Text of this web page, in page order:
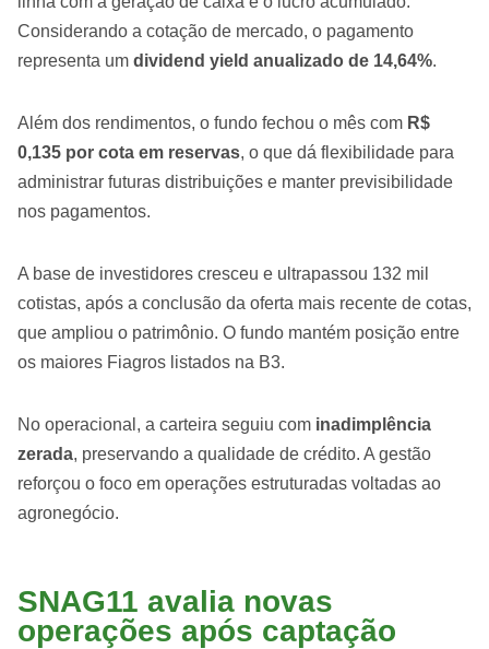
Considerando a cotação de mercado, o pagamento
representa um dividend yield anualizado de 14,64%.
Além dos rendimentos, o fundo fechou o mês com R$
0,135 por cota em reservas, o que dá flexibilidade para
administrar futuras distribuições e manter previsibilidade
nos pagamentos.
A base de investidores cresceu e ultrapassou 132 mil
cotistas, após a conclusão da oferta mais recente de cotas,
que ampliou o patrimônio. O fundo mantém posição entre
os maiores Fiagros listados na B3.
No operacional, a carteira seguiu com inadimplência
zerada, preservando a qualidade de crédito. A gestão
reforçou o foco em operações estruturadas voltadas ao
agronegócio.
SNAG11 avalia novas
operações após captação